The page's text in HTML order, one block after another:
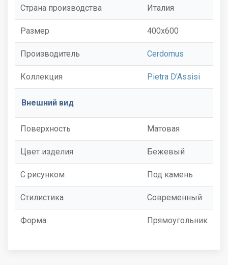
Страна производства Италия
Размер 400x600
Производитель Cerdomus
Коллекция Pietra D'Assisi
Внешний вид
Поверхность Матовая
Цвет изделия Бежевый
С рисунком Под камень
Стилистика Современный
Форма Прямоугольник